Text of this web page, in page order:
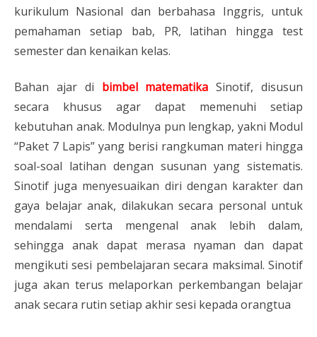
kurikulum Nasional dan berbahasa Inggris, untuk
pemahaman setiap bab, PR, latihan hingga test
semester dan kenaikan kelas.
Bahan ajar di bimbel matematika Sinotif, disusun
secara khusus agar dapat memenuhi setiap
kebutuhan anak. Modulnya pun lengkap, yakni Modul
“Paket 7 Lapis” yang berisi rangkuman materi hingga
soal-soal latihan dengan susunan yang sistematis.
Sinotif juga menyesuaikan diri dengan karakter dan
gaya belajar anak, dilakukan secara personal untuk
mendalami serta mengenal anak lebih dalam,
sehingga anak dapat merasa nyaman dan dapat
mengikuti sesi pembelajaran secara maksimal. Sinotif
juga akan terus melaporkan perkembangan belajar
anak secara rutin setiap akhir sesi kepada orangtua